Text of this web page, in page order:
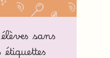
sans